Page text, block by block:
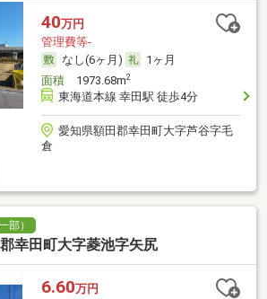
40万円
管理費等-
なし(6ヶ月)
1ヶ月
面積1973.68m2
東海道本線 幸田駅 徒歩4分
愛知県額田郡幸田町大字芦谷字毛
倉
部）
幸田町大字菱池字矢尻
6.60万円